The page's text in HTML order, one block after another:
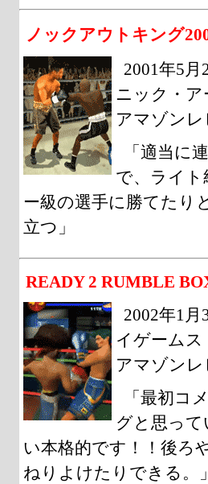
ノックアウトキング
2001年5
ニック・ア
アマゾン
「適当に
で、ライト
ー級の選手に勝てたり
立つ」
READY 2 RUMBLE
2002年1
イゲームス
アマゾン
「最初コ
グと思っ
い本格的です！！後ろ
ねりよけたりできる。